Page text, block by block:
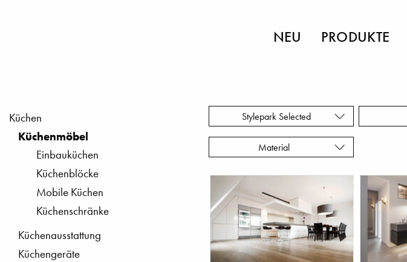
NEU PRODUKTE
Küchen
Küchenmöbel
Einbauküchen
Küchenblöcke
Mobile Küchen
Küchenschränke
Küchenausstattung
Küchengeräte
Stylepark Selected
Material